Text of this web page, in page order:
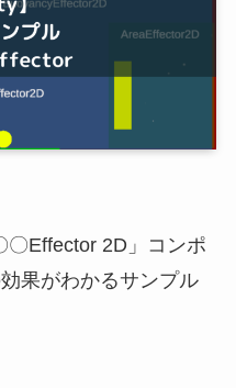
〇Effector 2D」コンポ
果がわかるサンプル